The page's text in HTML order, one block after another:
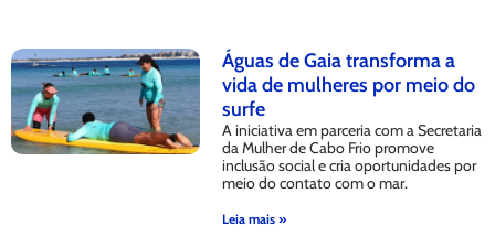
Águas de Gaia transforma a
vida de mulheres por meio do
surfe
A iniciativa em parceria com a Secretaria
da Mulher de Cabo Frio promove
inclusão social e cria oportunidades por
meio do contato com o mar.
Leia mais »